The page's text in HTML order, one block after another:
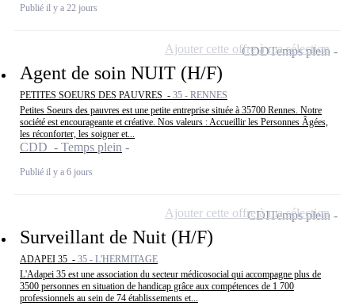
Publié il y a 22 jours
Agent de soin NUIT (H/F)
PETITES SOEURS DES PAUVRES - 35 - RENNES
Petites Soeurs des pauvres est une petite entreprise située à 35700 Rennes. Notre
société est encourageante et créative. Nos valeurs : Accueillir les Personnes Âgées,
les réconforter, les soigner et...
CDD - Temps plein
Publié il y a 6 jours
CDDTemps plein
Ajouter cette offre à ma sélection
Surveillant de Nuit (H/F)
ADAPEI 35 - 35 - L'HERMITAGE
L'Adapei 35 est une association du secteur médicosocial qui accompagne plus de
3500 personnes en situation de handicap grâce aux compétences de 1 700
professionnels au sein de 74 établissements et...
CDITemps plein
Ajouter cette offre à ma sélection